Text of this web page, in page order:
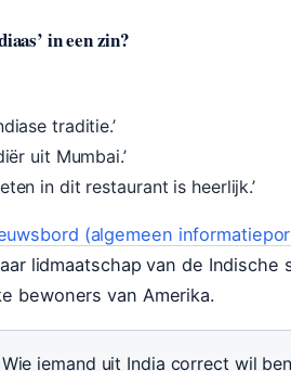
in een zin?
traditie.’
uit Mumbai.’
in dit restaurant is heerlijk.’
(algemeen
lidmaatschap van de Indische
bewoners van Amerika.
Wie iemand uit India correct wil